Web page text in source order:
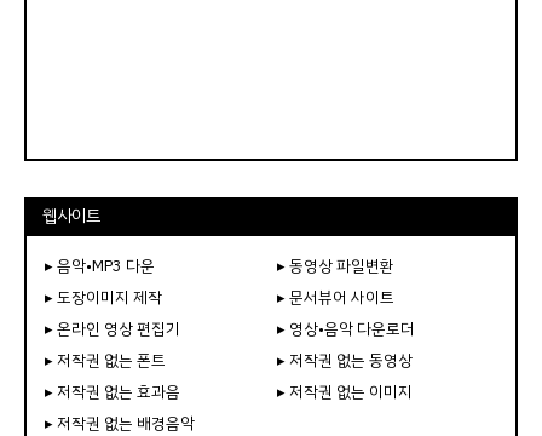
웹사이트
▸ 음악•MP3 다운
▸ 동영상 파일변환
▸ 도장이미지 제작
▸ 문서뷰어 사이트
▸ 온라인 영상 편집기
▸ 영상•음악 다운로더
▸ 저작권 없는 폰트
▸ 저작권 없는 동영상
▸ 저작권 없는 효과음
▸ 저작권 없는 이미지
▸ 저작권 없는 배경음악